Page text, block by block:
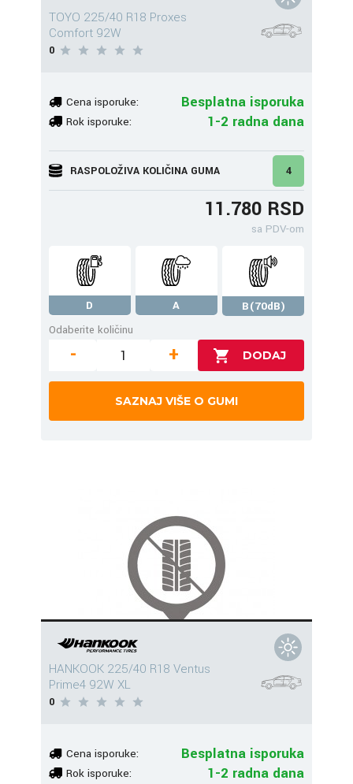
TOYO 225/40 R18 Proxes
Comfort 92W
0
Cena isporuke: Besplatna isporuka
Rok isporuke: 1-2 radna dana
RASPOLOŽIVA KOLIČINA GUMA 4
11.780 RSD
sa PDV-om
D A
B(70dB)
Odaberite količinu
- +
SAZNAJ VIŠE O GUMI
HANKOOK 225/40 R18 Ventus
Prime4 92W XL
0
Cena isporuke: Besplatna isporuka
Rok isporuke: 1-2 radna dana